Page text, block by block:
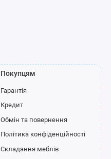
Покупцям
Гарантія
Кредит
Обмін та повернення
Політика конфіденційності
Складання меблів